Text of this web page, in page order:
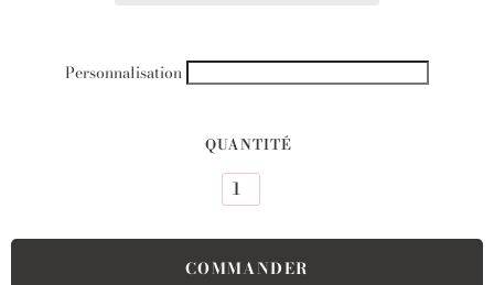
Personnalisation
QUANTITÉ